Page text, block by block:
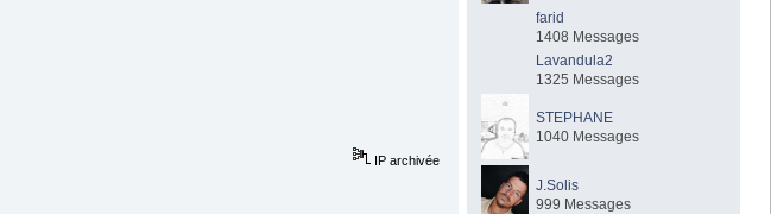
IP archivée
farid
1408 Messages
Lavandula2
1325 Messages
STEPHANE
1040 Messages
J.Solis
999 Messages